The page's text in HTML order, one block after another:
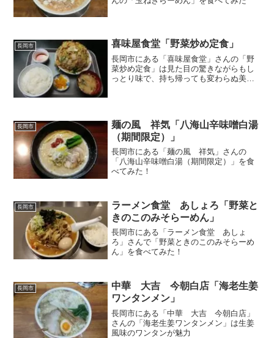
長岡市 喜味屋食堂「野菜炒め定食」
長岡市にある「喜味屋食堂」さんの「野
菜炒め定食」は見た目の驚きながらもし
っとり味で、持ち帰っても変わらぬ美味
長岡市
麺の風 祥気「八海山辛味噌白湯
（期間限定）」
長岡市にある「麺の風 祥気」さんの
「八海山辛味噌白湯（期間限定）」を食
べてみた！
長岡市
ラーメン食堂 あしょろ「野菜と
きのこのみそらーめん」
長岡市にある「ラーメン食堂 あしょ
ろ」さんで「野菜ときのこのみそらーめ
ん」を食べてみた！
長岡市
中華 大吉 今朝白店「海老生姜
ワンタンメン」
長岡市にある「中華 大吉 今朝白店」
さんの「海老生姜ワンタンメン」は生姜
風味のワンタンが魅力